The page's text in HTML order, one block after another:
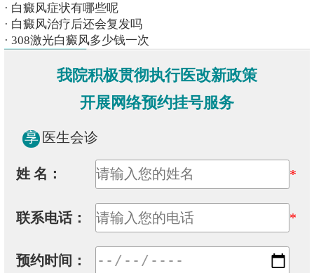
· 白癜风症状有哪些呢
· 白癜风治疗后还会复发吗
· 308激光白癜风多少钱一次
我院积极贯彻执行医改新政策
开展网络预约挂号服务
享 医生会诊
姓 名： *
联系电话： *
预约时间：